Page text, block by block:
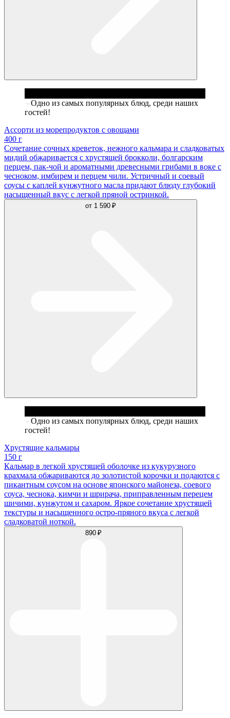
Одно из самых популярных блюд, среди наших
гостей!
Ассорти из морепродуктов с овощами
400 г
Сочетание сочных креветок, нежного кальмара и сладковатых
мидий обжаривается с хрустящей брокколи, болгарским
перцем, пак-чой и ароматными древесными грибами в воке с
чесноком, имбирем и перцем чили. Устричный и соевый
соусы с каплей кунжутного масла придают блюду глубокий
насыщенный вкус с легкой пряной остринкой.
от 1 590 ₽
Одно из самых популярных блюд, среди наших
гостей!
Хрустящие кальмары
150 г
Кальмар в легкой хрустящей оболочке из кукурузного
крахмала обжариваются до золотистой корочки и подаются с
пикантным соусом на основе японского майонеза, соевого
соуса, чеснока, кимчи и шрирача, приправленным перецем
шичими, кунжутом и сахаром. Яркое сочетание хрустящей
текстуры и насыщенного остро-пряного вкуса с легкой
сладковатой ноткой.
890 ₽